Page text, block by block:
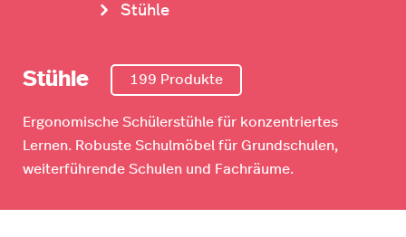
Stühle
Stühle 199 Produkte
Ergonomische Schülerstühle für konzentriertes
Lernen. Robuste Schulmöbel für Grundschulen,
weiterführende Schulen und Fachräume.